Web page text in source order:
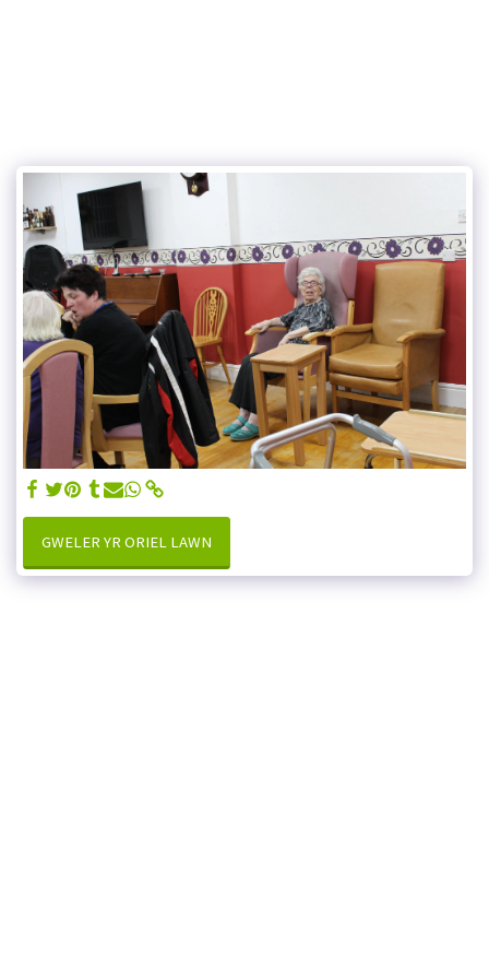
GWELER YR ORIEL LAWN